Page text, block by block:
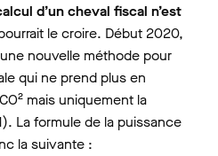
d’un cheval fiscal n’est
le croire. Début 2020,
nouvelle méthode pour
qui ne prend plus en
mais uniquement la
La formule de la puissance
la suivante :